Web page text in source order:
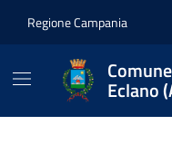
Regione Campania
Eclano